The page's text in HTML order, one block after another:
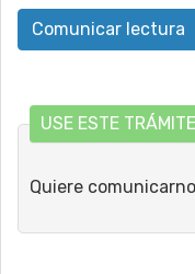
USE ESTE
Quiere